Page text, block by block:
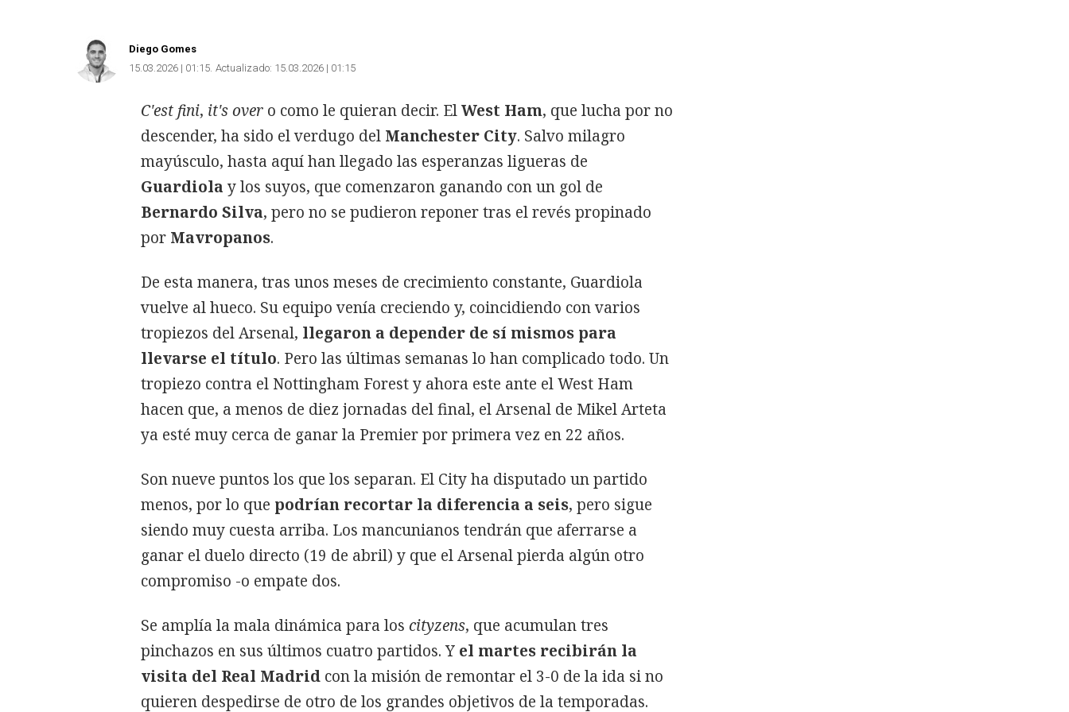
Diego Gomes
15.03.2026 | 01:15 Actualizado: 15.03.2026 | 01:15
C'est fini, it's over o como le quieran decir. ElWest Ham, que lucha por no
descender, ha sido el verdugo del Manchester City. Salvo milagro
mayúsculo, hasta aquí han llegado las esperanzas ligueras de
Guardiola y los suyos, que comenzaron ganando con un gol de
Bernardo Silva, pero no se pudieron reponer tras el revés propinado
por Mavropanos.
De esta manera, tras unos meses de crecimiento constante, Guardiola
vuelve al hueco. Su equipo venía creciendo y, coincidiendo con varios
tropiezos del Arsenal, llegaron a depender de sí mismos para
llevarse el título. Pero las últimas semanas lo han complicado todo. Un
tropiezo contra el Nottingham Forest y ahora este ante el West Ham
hacen que, a menos de diez jornadas del final, el Arsenal de Mikel Arteta
ya esté muy cerca de ganar la Premier por primera vez en 22 años.
Son nueve puntos los que los separan. El City ha disputado un partido
menos, por lo que podrían recortar la diferencia a seis, pero sigue
siendo muy cuesta arriba. Los mancunianos tendrán que aferrarse a
ganar el duelo directo (19 de abril) y que el Arsenal pierda algún otro
compromiso -o empate dos.
Se amplía la mala dinámica para los cityzens, que acumulan tres
pinchazos en sus últimos cuatro partidos. Y el martes recibirán la
visita del Real Madrid con la misión de remontar el 3-0 de la ida si no
quieren despedirse de otro de los grandes objetivos de la temporadas.